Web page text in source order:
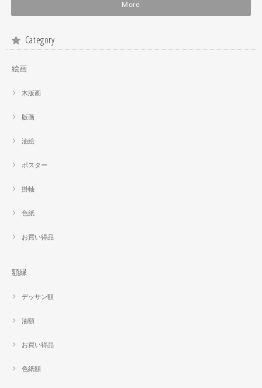
More
Category
絵画
木版画
版画
油絵
ポスター
掛軸
色紙
お買い得品
額縁
デッサン額
油額
お買い得品
色紙額